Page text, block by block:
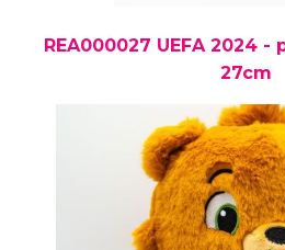
REA000027 UEFA 2024 -
27cm